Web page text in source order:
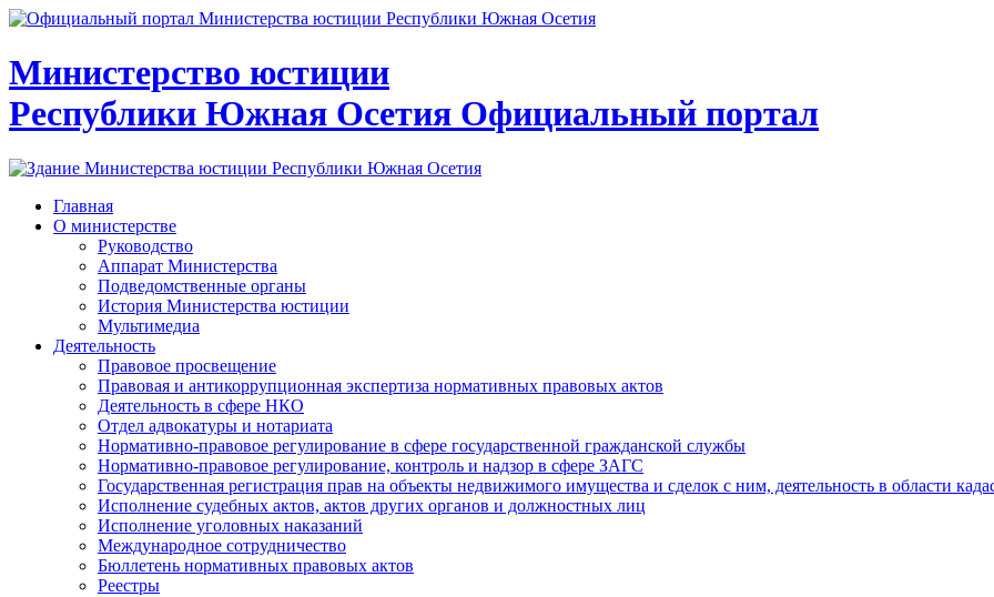
Министерство юстиции
Республики Южная Осетия Официальный портал
Главная
О министерстве
Руководство
Аппарат Министерства
Подведомственные органы
История Министерства юстиции
Мультимедиа
Деятельность
Правовое просвещение
Правовая и антикоррупционная экспертиза нормативных правовых актов
Деятельность в сфере НКО
Отдел адвокатуры и нотариата
Нормативно-правовое регулирование в сфере государственной гражданской службы
Нормативно-правовое регулирование, контроль и надзор в сфере ЗАГС
Государственная регистрация прав на объекты недвижимого имущества и сделок с ним, деятельность в области
Исполнение судебных актов, актов других органов и должностных лиц
Исполнение уголовных наказаний
Международное сотрудничество
Бюллетень нормативных правовых актов
Реестры